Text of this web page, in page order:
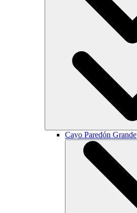
Cayo Paredón Grande